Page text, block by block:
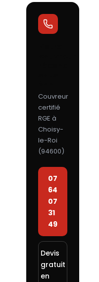
Couvreur
certifié
RGE à
Choisy-
le-Roi
(94600)
07
64
07
31
49
Devis
gratuit
en